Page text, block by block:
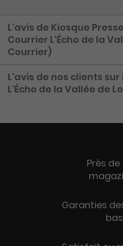
L'avis de Kiosque
Courrier L'Écho de la
Courrier)
L'avis de nos clients
L'Écho de la Vallée de
Près de
Garanties
bas